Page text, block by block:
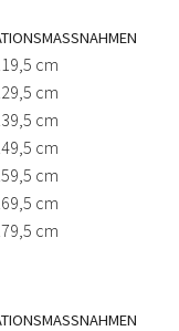
cm
cm
cm
cm
cm
cm
cm